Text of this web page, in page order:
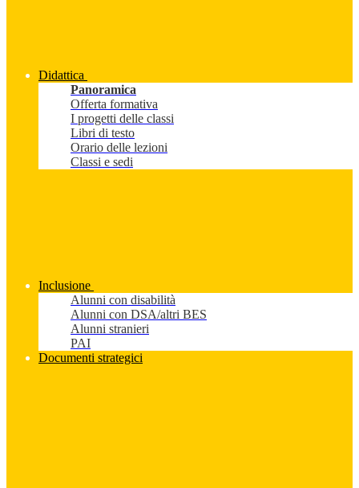
Didattica
Panoramica
Offerta formativa
I progetti delle classi
Libri di testo
Orario delle lezioni
Classi e sedi
Inclusione
Alunni con disabilità
Alunni con DSA/altri BES
Alunni stranieri
PAI
Documenti strategici